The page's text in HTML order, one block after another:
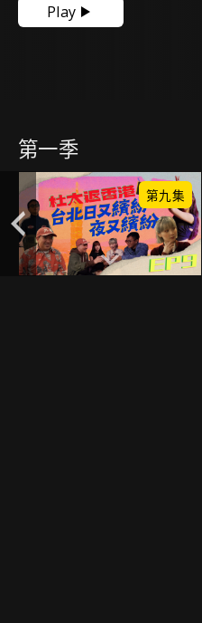
Play
第一季
第九集